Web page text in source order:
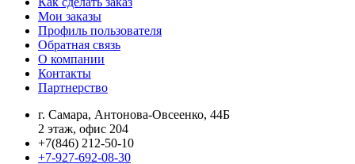
Мои заказы
Профиль пользователя
Обратная связь
О компании
Контакты
Партнерство
г. Самара, Антонова-Овсеенко, 44Б
2 этаж, офис 204
+7(846) 212-50-10
+7-927-692-08-30